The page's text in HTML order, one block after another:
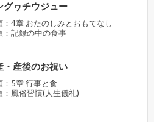
グヮチウジュー
：4章 おたのしみとおもてなし
：記録の中の食事
・産後のお祝い
：5章 行事と食
：風俗習慣(人生儀礼)